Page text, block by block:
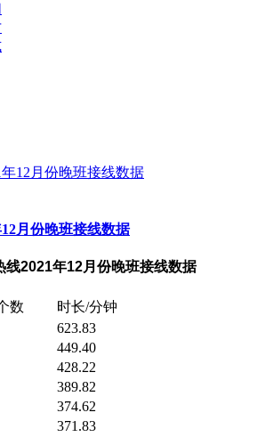
月份晚班接线数据
线2021年12月份晚班接线数据
数
时长/分钟
623.83
449.40
428.22
389.82
374.62
371.83